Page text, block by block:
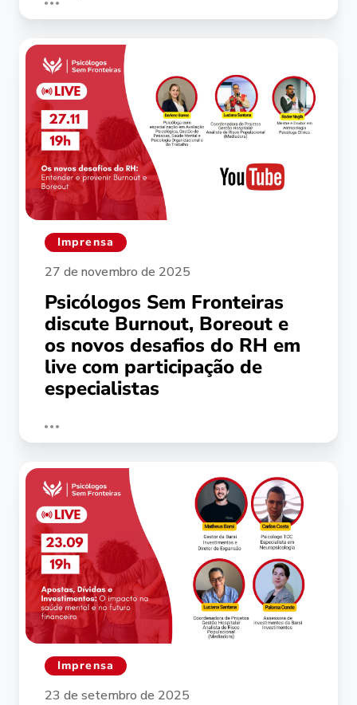
Imprensa
27 de novembro de 2025
Psicólogos Sem Fronteiras
discute Burnout, Boreout e
os novos desafios do RH em
live com participação de
especialistas
Imprensa
23 de setembro de 2025